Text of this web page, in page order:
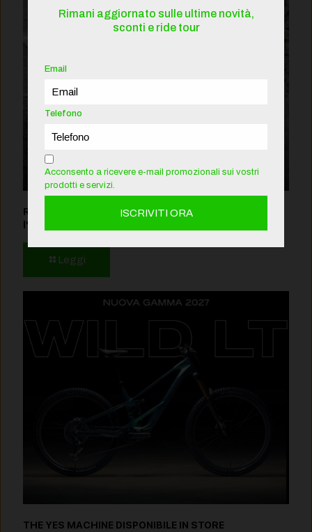
Rotwild R.XX 2027: Il Nuovo Punto di Riferimento per
l’E-MTB Trail Leggera
Leggi
THE YES MACHINE DISPONIBILE IN STORE
Rimani aggiornato sulle ultime novità,
sconti e ride tour
Email
Telefono
Acconsento a ricevere e-mail promozionali sui vostri
prodotti e servizi.